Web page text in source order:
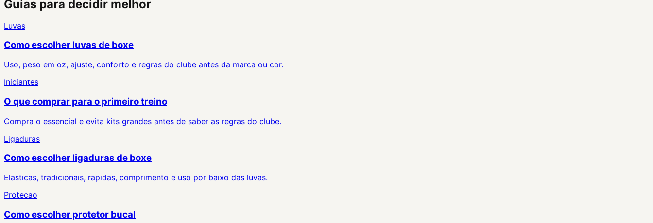
Guias para decidir melhor
Luvas
Como escolher luvas de boxe
Uso, peso em oz, ajuste, conforto e regras do clube antes da marca ou cor.
Iniciantes
O que comprar para o primeiro treino
Compra o essencial e evita kits grandes antes de saber as regras do clube.
Ligaduras
Como escolher ligaduras de boxe
Elasticas, tradicionais, rapidas, comprimento e uso por baixo das luvas.
Protecao
Como escolher protetor bucal